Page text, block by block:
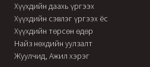
Хүүхдийн даахь үргээх
Хүүхдийн сэвлэг үргээх ёс
Хүүхдийн төрсөн өдөр
Найз нөхдийн уулзалт
Жуулчид, Ажил хэрэг